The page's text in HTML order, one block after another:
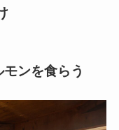
ンを食らう